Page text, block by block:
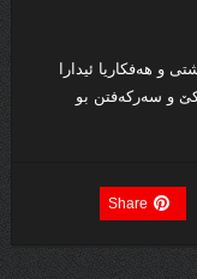
و هەفکاریا ئیدارا
و سەرکەفتن بو
Share